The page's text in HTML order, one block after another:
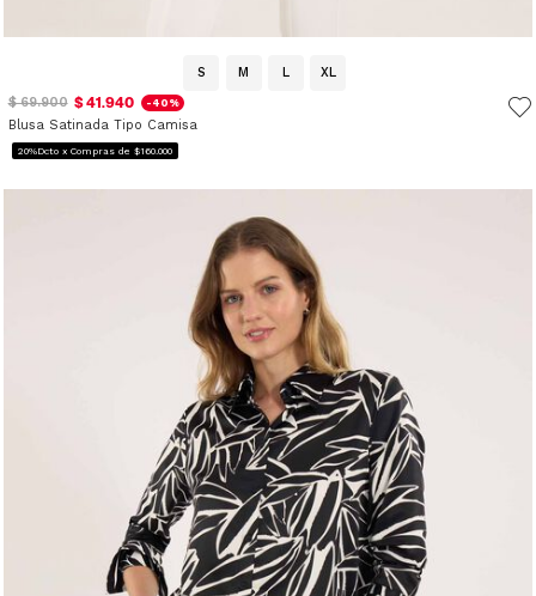
S M L
XL
$ 69.900 $ 41.940 -40%
Blusa Satinada Tipo Camisa
20%Dcto x Compras de $160.000